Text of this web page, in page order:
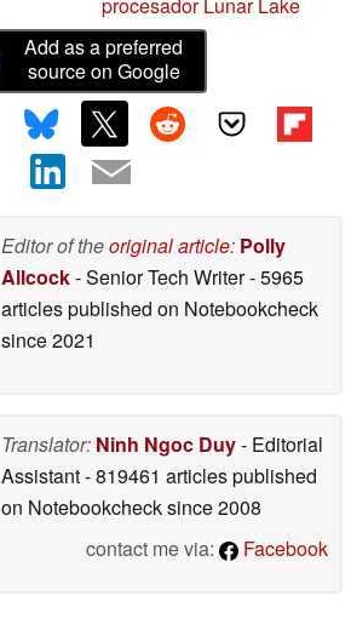
Add as a preferred
source on Google
Editor of theoriginal article: Polly
Allcock- Senior Tech Writer- 5965
articles published on Notebookcheck
since 2021
Translator: Ninh Ngoc Duy- Editorial
Assistant- 819461 articles published
on Notebookchecksince 2008
contact me via:
Facebook